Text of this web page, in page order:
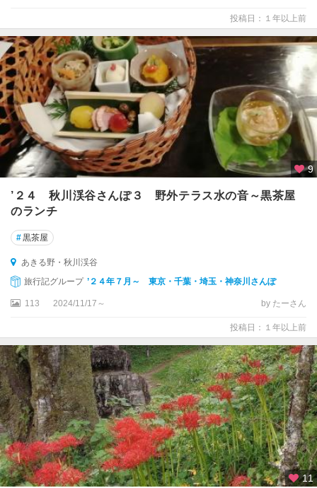
投稿日：１年以上前
9
’２４ 秋川渓谷さんぽ３ 野外テラス水の音～黒茶屋
のランチ
#黒茶屋
あきる野・秋川渓谷
旅行記グループ ’２４年７月～ 東京・千葉・埼玉・神奈川さんぽ
113 2024/11/17～ by たーさん
投稿日：１年以上前
11